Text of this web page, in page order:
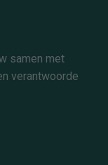
samen met
verantwoorde